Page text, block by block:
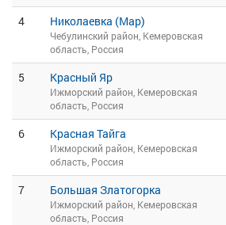
4 Николаевка (Мар)
Чебулинский район, Кемеровская
область, Россия
5 Красный Яр
Ижморский район, Кемеровская
область, Россия
6 Красная Тайга
Ижморский район, Кемеровская
область, Россия
7 Большая Златогорка
Ижморский район, Кемеровская
область, Россия